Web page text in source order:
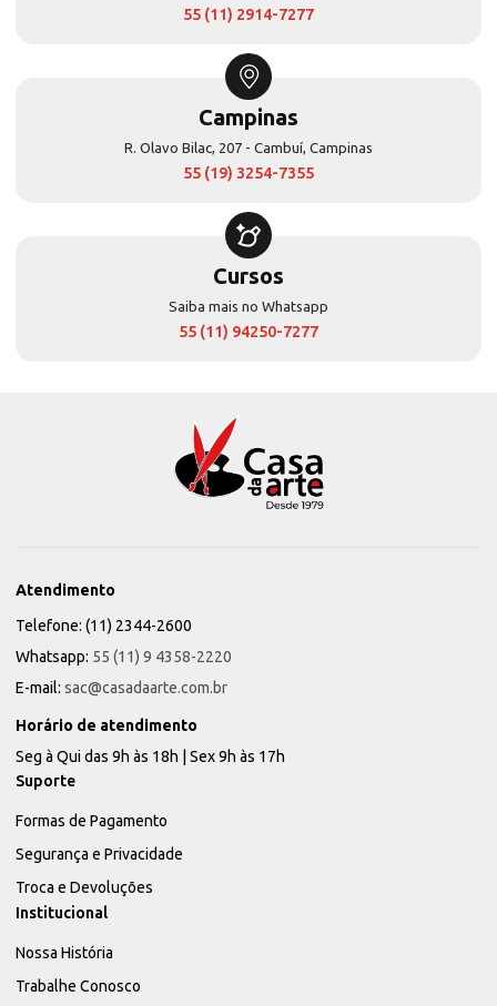
55 (11) 2914-7277
Campinas
R. Olavo Bilac, 207 - Cambuí, Campinas
55 (19) 3254-7355
Cursos
Saiba mais no Whatsapp
55 (11) 94250-7277
Atendimento
Telefone: (11) 2344-2600
Whatsapp: 55 (11) 9 4358-2220
E-mail: sac@casadaarte.com.br
Horário de atendimento
Seg à Qui das 9h às 18h | Sex 9h às 17h
Suporte
Formas de Pagamento
Segurança e Privacidade
Troca e Devoluções
Institucional
Nossa História
Trabalhe Conosco